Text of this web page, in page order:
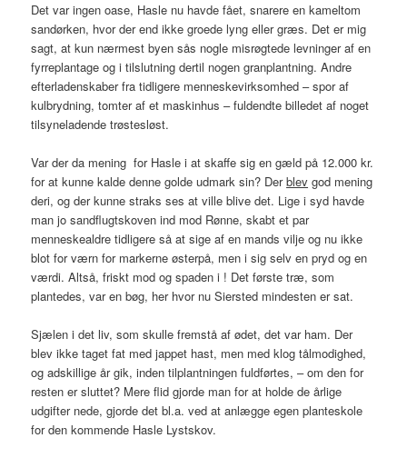
Det var ingen oase, Hasle nu havde fået, snarere en kameltom
sandørken, hvor der end ikke groede lyng eller græs. Det er mig
sagt, at kun nærmest byen sås nogle misrøgtede levninger af en
fyrreplantage og i tilslutning dertil nogen granplantning. Andre
efterladenskaber fra tidligere menneskevirksomhed – spor af
kulbrydning, tomter af et maskinhus – fuldendte billedet af noget
tilsyneladende trøstesløst.
Var der da mening for Hasle i at skaffe sig en gæld på 12.000 kr.
for at kunne kalde denne golde udmark sin? Derblev god mening
deri, og der kunne straks ses at ville blive det. Lige i syd havde
man jo sandflugtskoven ind mod Rønne, skabt et par
menneskealdre tidligere så at sige af en mands vilje og nu ikke
blot for værn for markerne østerpå, men i sig selv en pryd og en
værdi. Altså, friskt mod og spaden i ! Det første træ, som
plantedes, var en bøg, her hvor nu Siersted mindesten er sat.
Sjælen i det liv, som skulle fremstå af ødet, det var ham. Der
blev ikke taget fat med jappet hast, men med klog tålmodighed,
og adskillige år gik, inden tilplantningen fuldførtes, – om den for
resten er sluttet? Mere flid gjorde man for at holde de årlige
udgifter nede, gjorde det bl.a. ved at anlægge egen planteskole
for den kommende Hasle Lystskov.